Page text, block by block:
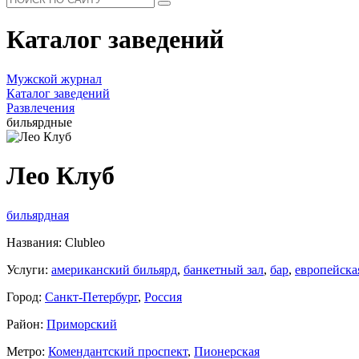
Каталог заведений
Мужской журнал
Каталог заведений
Развлечения
бильярдные
Лео Клуб
бильярдная
Названия: Clubleo
Услуги: американский бильярд, банкетный зал, бар,
Город: Санкт-Петербург, Россия
Район: Приморский
Метро: Комендантский проспект, Пионерская